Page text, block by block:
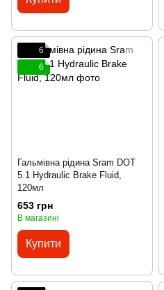
6
6
Гальмівна рідина Sram DOT
5.1 Hydraulic Brake Fluid,
120мл
653 грн
В магазині
Купити